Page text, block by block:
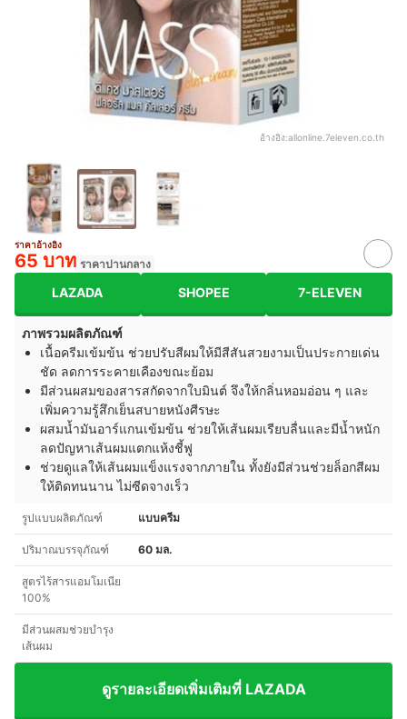
อ้างอิง:allonline.7eleven.co.th
ราคาอ้างอิง
65 บาท ราคาปานกลาง
LAZADA SHOPEE 7-ELEVEN
ภาพรวมผลิตภัณฑ์
เนื้อครีมเข้มข้น ช่วยปรับสีผมให้มีสีสันสวยงามเป็นประกายเด่น
ชัด ลดการระคายเคืองขณะย้อม
มีส่วนผสมของสารสกัดจากใบมินต์ จึงให้กลิ่นหอมอ่อน ๆ และ
เพิ่มความรู้สึกเย็นสบายหนังศีรษะ
ผสมน้ำมันอาร์แกนเข้มข้น ช่วยให้เส้นผมเรียบลื่นและมีน้ำหนัก
ลดปัญหาเส้นผมแตกแห้งชี้ฟู
ช่วยดูแลให้เส้นผมแข็งแรงจากภายใน ทั้งยังมีส่วนช่วยล็อกสีผม
ให้ติดทนนาน ไม่ซีดจางเร็ว
รูปแบบผลิตภัณฑ์ แบบครีม
ปริมาณบรรจุภัณฑ์ 60 มล.
สูตรไร้สารแอมโมเนีย
100%
มีส่วนผสมช่วยบำรุง
เส้นผม
ดูรายละเอียดเพิ่มเติมที่ LAZADA